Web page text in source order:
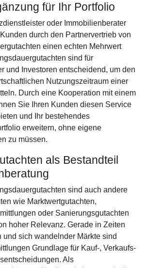
für Ihr Portfolio
oder Immobilienberater
durch den Partnervertrieb von
einen echten Mehrwert
sind für
und Investoren entscheidend, um den
Nutzungszeitraum einer
Durch eine Kooperation mit einem
Sie Ihren Kunden diesen Service
und Ihr bestehendes
erweitern, ohne eigene
zu müssen.
als Bestandteil
sind auch andere
wie Marktwertgutachten,
oder Sanierungsgutachten
hoher Relevanz. Gerade in Zeiten
und sich wandelnder Märkte sind
Grundlage für Kauf-, Verkaufs-
Als